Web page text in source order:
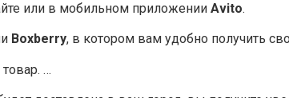
или в мобильном приложении Avito.
Boxberry, в котором вам удобно получить
…